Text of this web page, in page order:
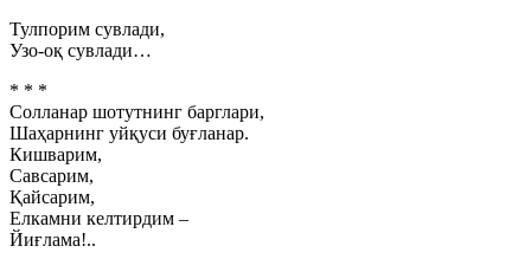
Тулпорим сувлади,
Узо-оқ сувлади…
* * *
Солланар шотутнинг барглари,
Шаҳарнинг уйқуси буғланар.
Кишварим,
Савсарим,
Қайсарим,
Елкамни келтирдим –
Йиғлама!..